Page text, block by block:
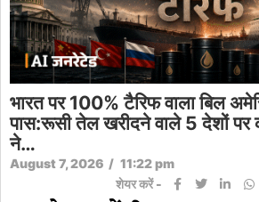
भारत पर 100% टैरिफ वाला बिल
पास:रूसी तेल खरीदने वाले 5 देशों पर
ने…
August 7, 2026 / 11:22 pm
शेयर करें -